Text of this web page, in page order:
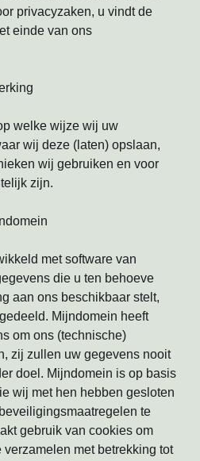
privacyzaken, u vindt de
einde van ons
welke wijze wij uw
wij deze (laten) opslaan,
wij gebruiken en voor
zijn.
met software van
die u ten behoeve
aan ons beschikbaar stelt,
Mijndomein heeft
om ons (technische)
zij zullen uw gegevens nooit
doel. Mijndomein is op basis
wij met hen hebben gesloten
te
gebruik van cookies om
met betrekking tot